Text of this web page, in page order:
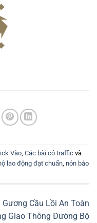
Vào, Các bài có traffic và
lao động đạt chuẩn, nón bảo
Gương Cầu Lồi An Toàn
Giao Thông Đường Bộ